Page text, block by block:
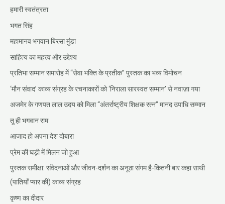
हमारी स्वतंत्रता
भगत सिंह
महामानव भगवान बिरसा मुंडा
साहित्य का महत्त्व और उद्देश्य
प्रतिभा सम्मान समारोह में “सेवा भक्ति के प्रतीक” पुस्तक का भव्य विमोचन
‘मौन संवाद’ काव्य संग्रह के रचनाकारों को ‘निराला सारस्वत सम्मान’ से नवाज़ा गया
अजमेर के गणपत लाल उदय को मिला “अंतर्राष्ट्रीय शिक्षक रत्न” मानद उपाधि सम्मान
तू ही भगवान राम
आजाद हो अपना देश दोबारा
प्रेम की घड़ी में मिलन जो हुआ
पुस्तक समीक्षा: संवेदनाओं और जीवन-दर्शन का अनूठा संगम है-कितनी बार कहा साथी
(पातियाँ प्यार की) काव्य संग्रह
कृष्ण का दीदार